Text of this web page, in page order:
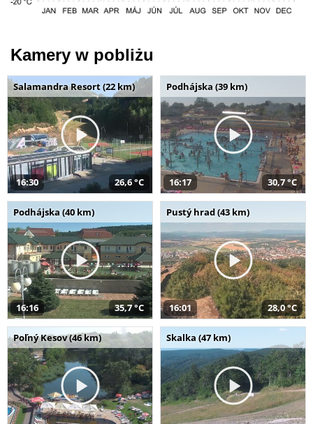
Kamery w pobliżu
Salamandra Resort (22 km)
16:30 26,6 °C
Podhájska (39 km)
16:17 30,7 °C
Podhájska (40 km)
16:16 35,7 °C
Pustý hrad (43 km)
16:01 28,0 °C
Poľný Kesov (46 km) Skalka (47 km)